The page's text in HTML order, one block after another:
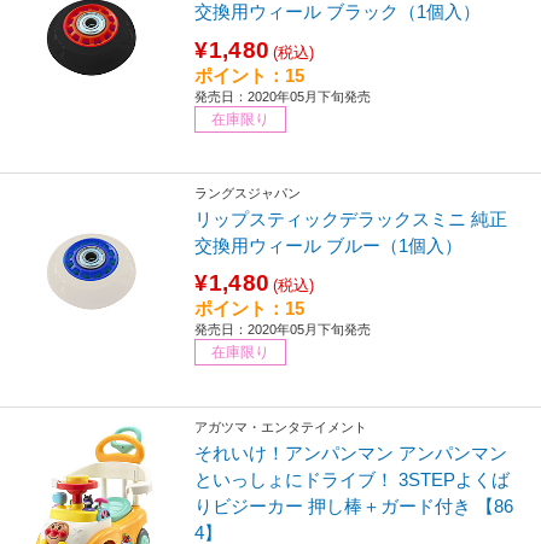
交換用ウィール ブラック（1個入）
¥1,480 (税込)
ポイント：15
発売日：2020年05月下旬発売
在庫限り
ラングスジャパン
リップスティックデラックスミニ 純正
交換用ウィール ブルー（1個入）
¥1,480 (税込)
ポイント：15
発売日：2020年05月下旬発売
在庫限り
アガツマ・エンタテイメント
それいけ！アンパンマン アンパンマン
といっしょにドライブ！ 3STEPよくば
りビジーカー 押し棒＋ガード付き 【86
4】